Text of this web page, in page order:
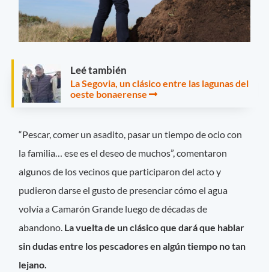
Leé también
La Segovia, un clásico entre las lagunas del
oeste bonaerense
“Pescar, comer un asadito, pasar un tiempo de ocio con
la familia… ese es el deseo de muchos”, comentaron
algunos de los vecinos que participaron del acto y
pudieron darse el gusto de presenciar cómo el agua
volvía a Camarón Grande luego de décadas de
abandono. La vuelta de un clásico que dará que hablar
sin dudas entre los pescadores en algún tiempo no tan
lejano.